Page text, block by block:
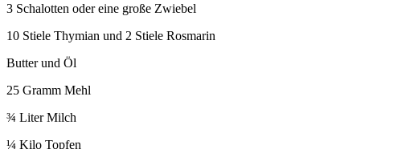
3 Schalotten oder eine große Zwiebel
10 Stiele Thymian und 2 Stiele Rosmarin
Butter und Öl
25 Gramm Mehl
¾ Liter Milch
¼ Kilo Topfen